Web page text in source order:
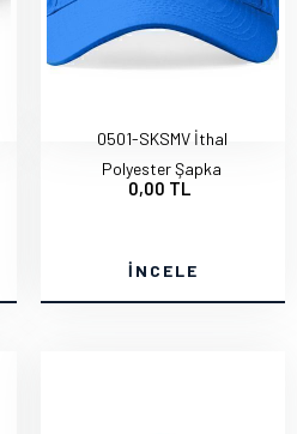
0501-SKSMV İthal
Polyester Şapka
0,00 TL
İNCELE